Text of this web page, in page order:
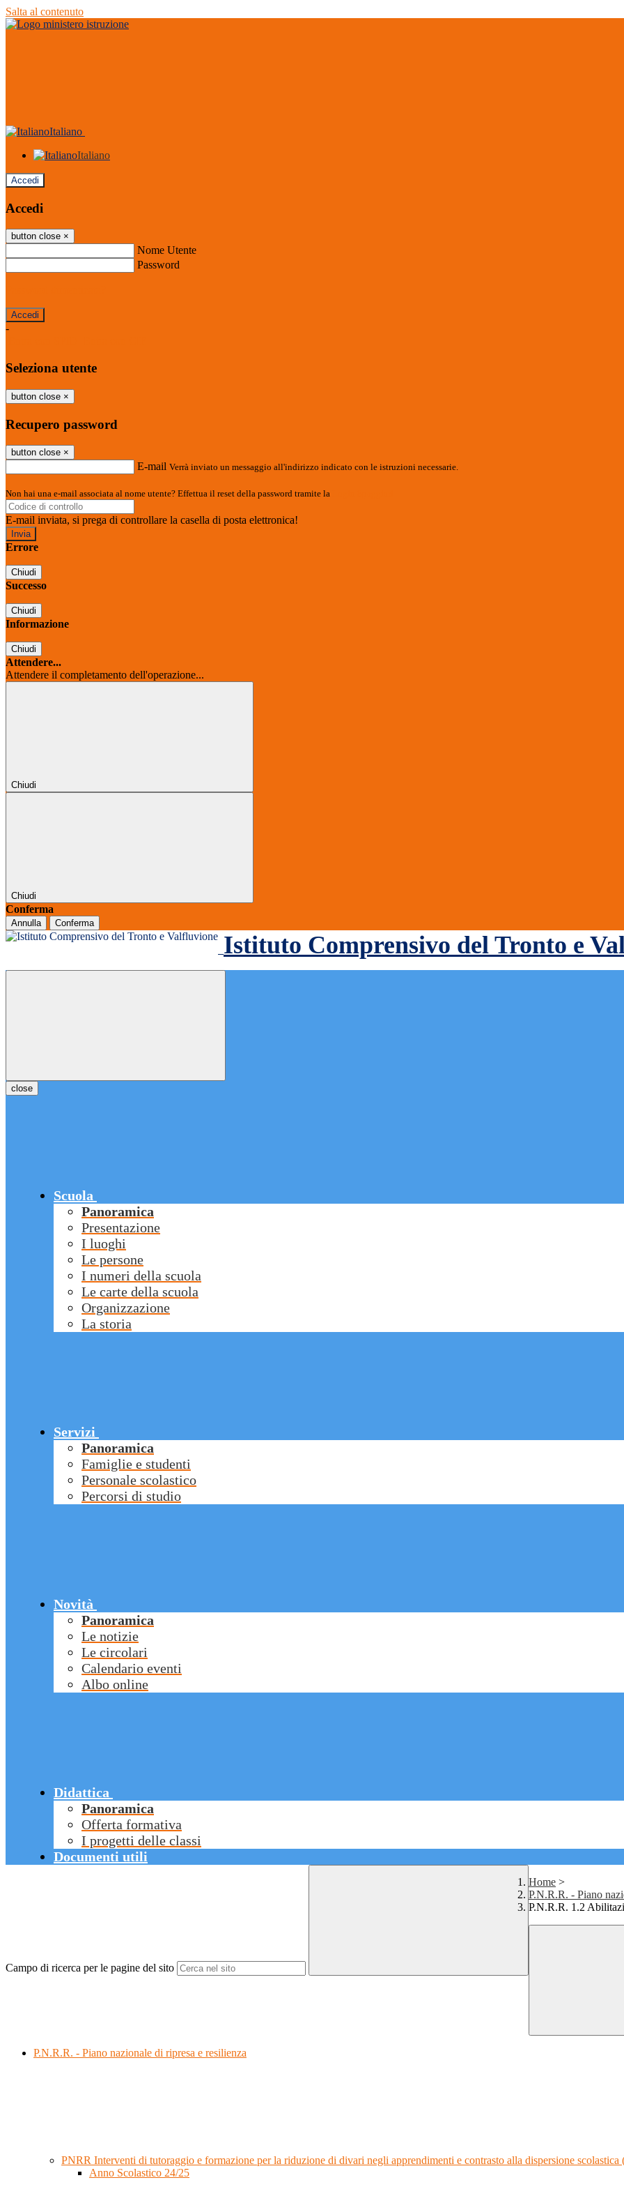
Salta al contenuto
Italiano
Italiano
Accedi
Accedi
button close ×
Nome Utente
Password
-
Seleziona utente
button close ×
Recupero password
button close ×
E-mail Verrà inviato un messaggio all'indirizzo indicato con le istruzioni necessarie.
Non hai una e-mail associata al nome utente? Effettua il reset della password tramite la
E-mail inviata, si prega di controllare la casella di posta elettronica!
Errore
Chiudi
Successo
Chiudi
Informazione
Chiudi
Attendere...
Attendere il completamento dell'operazione...
Chiudi
Chiudi
Conferma
Annulla Conferma
Istituto Comprensivo del Tronto e
close
Scuola
Panoramica
Presentazione
I luoghi
Le persone
I numeri della scuola
Le carte della scuola
Organizzazione
La storia
Servizi
Panoramica
Famiglie e studenti
Personale scolastico
Percorsi di studio
Novità
Panoramica
Le notizie
Le circolari
Calendario eventi
Albo online
Didattica
Panoramica
Offerta formativa
I progetti delle classi
Documenti utili
Campo di ricerca per le pagine del sito
Home >
P.N.R.R. - Piano
P.N.R.R. 1.2
P.N.R.R. - Piano nazionale di ripresa e resilienza
PNRR Interventi di tutoraggio e formazione per la riduzione di divari negli apprendimenti e contrasto alla dispersione
Anno Scolastico 24/25